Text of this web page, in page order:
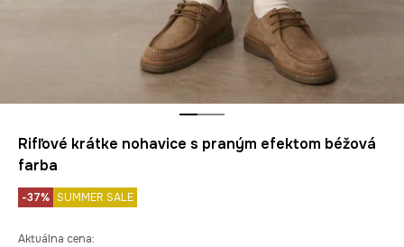
Rifľové krátke nohavice s praným efektom béžová
farba
-37% SUMMER SALE
Aktuálna cena: